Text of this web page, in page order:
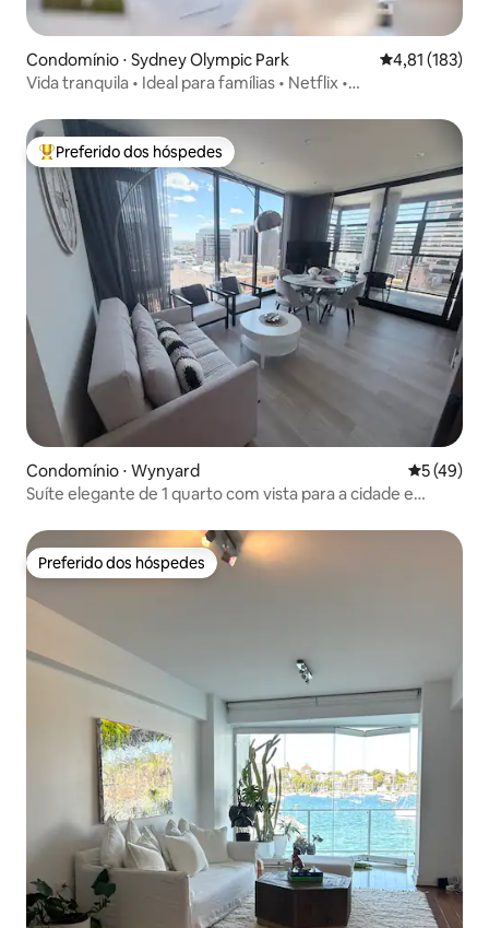
Condomínio ⋅ Sydney Olympic Park 4,81 de uma
4,81 (183)
Vida tranquila • Ideal para famílias • Netflix •
Entre os melhores preferidos dos hóspedes
Preferido dos hóspedes
Condomínio ⋅ Wynyard 5 de uma
5 (49)
Suíte elegante de 1 quarto com vista para a cidade e
Preferido dos hóspedes
Preferido dos hóspedes